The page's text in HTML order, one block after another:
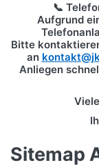
📞
Aufgrund
Bitte
an
Anliegen
Sitemap